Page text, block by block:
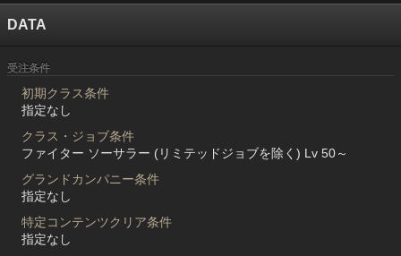
DATA
受注条件
初期クラス条件
指定なし
クラス・ジョブ条件
ファイター ソーサラー (リミテッドジョブを除く) Lv 50～
グランドカンパニー条件
指定なし
特定コンテンツクリア条件
指定なし